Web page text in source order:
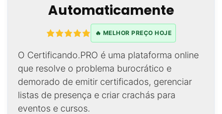
Automaticamente
🔥 MELHOR PREÇO HOJE
O Certificando.PRO é uma plataforma online
que resolve o problema burocrático e
demorado de emitir certificados, gerenciar
listas de presença e criar crachás para
eventos e cursos.